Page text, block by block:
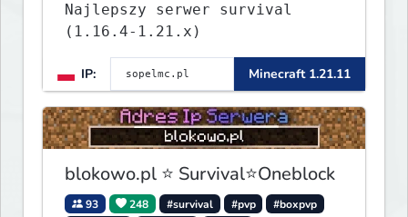
Najlepszy serwer survival
(1.16.4-1.21.x)
IP: Minecraft 1.21.11
blokowo.pl ⭐ Survival⭐Oneblock
93 248 #survival #pvp
#boxpvp